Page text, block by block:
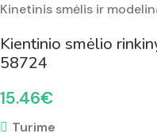
Kinetinis smėlis ir
Kientinio smėlio
58724
15.46€
Turime